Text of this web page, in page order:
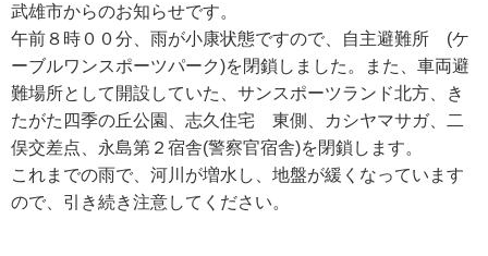
武雄市からのお知らせです。
午前８時００分、雨が小康状態ですので、自主避難所 (ケ
ーブルワンスポーツパーク)を閉鎖しました。また、車両避
難場所として開設していた、サンスポーツランド北方、き
たがた四季の丘公園、志久住宅 東側、カシヤマサガ、二
俣交差点、永島第２宿舎(警察官宿舎)を閉鎖します。
これまでの雨で、河川が増水し、地盤が緩くなっています
ので、引き続き注意してください。